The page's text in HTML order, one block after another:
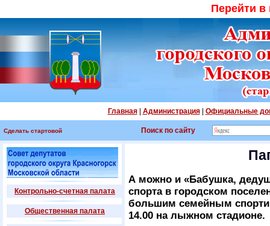
Перейти
Главная| Администрация| Официальные
Сделать стартовой Поиск по сайту
Контрольно-счетная палата
Общественная палата
А можно и «Бабушка,
спорта в городском
большим семейным
14.00 на лыжном стадионе.